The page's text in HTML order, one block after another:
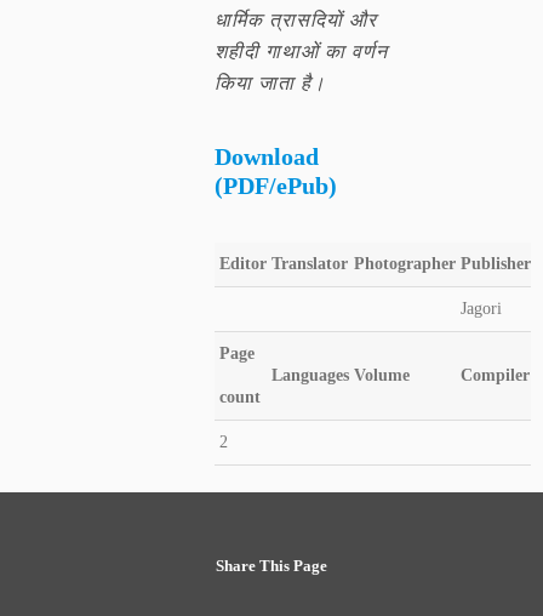
धार्मिक त्रासदियों और
शहीदी गाथाओं का वर्णन
किया जाता है।
Download
(PDF/ePub)
Editor Translator Photographer Publisher
Jagori
Page
count
Languages Volume Compiler
2
Share This Page